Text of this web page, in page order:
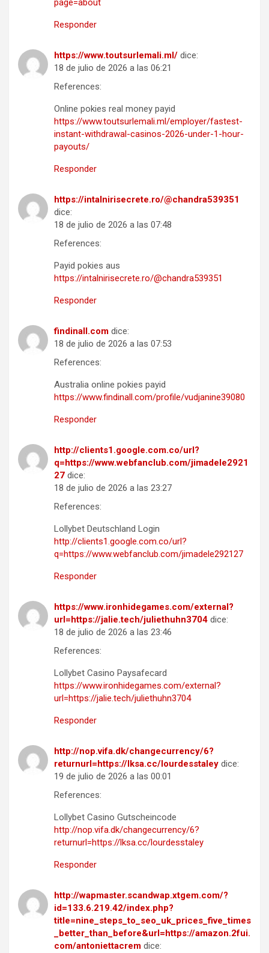
page=about
Responder
https://www.toutsurlemali.ml/ dice:
18 de julio de 2026 a las 06:21
References:
Online pokies real money payid
https://www.toutsurlemali.ml/employer/fastest-
instant-withdrawal-casinos-2026-under-1-hour-
payouts/
Responder
https://intalnirisecrete.ro/@chandra539351
dice:
18 de julio de 2026 a las 07:48
References:
Payid pokies aus
https://intalnirisecrete.ro/@chandra539351
Responder
findinall.com dice:
18 de julio de 2026 a las 07:53
References:
Australia online pokies payid
https://www.findinall.com/profile/vudjanine39080
Responder
http://clients1.google.com.co/url?
q=https://www.webfanclub.com/jimadele2921
27 dice:
18 de julio de 2026 a las 23:27
References:
Lollybet Deutschland Login
http://clients1.google.com.co/url?
q=https://www.webfanclub.com/jimadele292127
Responder
https://www.ironhidegames.com/external?
url=https://jalie.tech/juliethuhn3704 dice:
18 de julio de 2026 a las 23:46
References:
Lollybet Casino Paysafecard
https://www.ironhidegames.com/external?
url=https://jalie.tech/juliethuhn3704
Responder
http://nop.vifa.dk/changecurrency/6?
returnurl=https://lksa.cc/lourdesstaley dice:
19 de julio de 2026 a las 00:01
References:
Lollybet Casino Gutscheincode
http://nop.vifa.dk/changecurrency/6?
returnurl=https://lksa.cc/lourdesstaley
Responder
http://wapmaster.scandwap.xtgem.com/?
id=133.6.219.42/index.php?
title=nine_steps_to_seo_uk_prices_five_times
_better_than_before&url=https://amazon.2fui.
com/antoniettacrem dice: